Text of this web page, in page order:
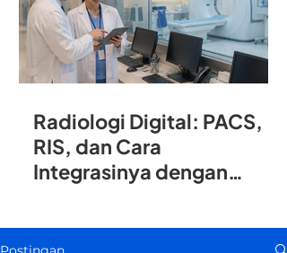
Radiologi Digital: PACS,
RIS, dan Cara
Integrasinya dengan